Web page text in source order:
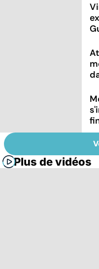
Plus de vidéos